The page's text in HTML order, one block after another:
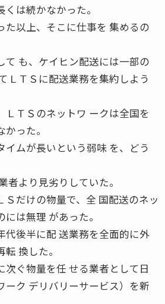
は続かなかった。
た以上、そこに仕事を 集めるの
て も、ケイヒン配送には一部の
ＬＴＳに配送業務を集約しよう
ＬＴＳのネットワ ークは全国を
った。
イムが長いという弱味 を、どう
者より見劣りしていた。
Ｓだけの物量で、全 国配送のネッ
は無理 があった。
代後半に配 送業務を全面的に外
換した。
次ぐ物量を任 せる業者として日
ーク デリバリーサービス）を新